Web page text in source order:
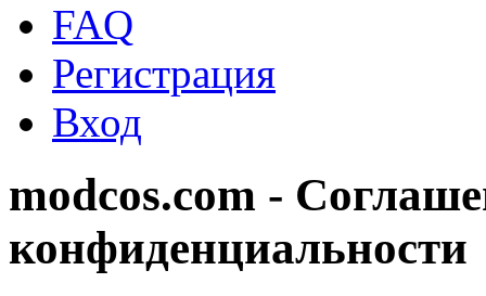
FAQ
Регистрация
Вход
modcos.com -
конфиденциальности